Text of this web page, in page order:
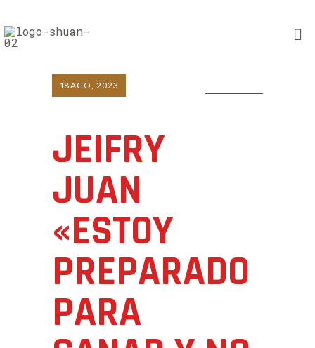
18AGO, 2023
JEIFRY
JUAN
«ESTOY
PREPARADO
PARA